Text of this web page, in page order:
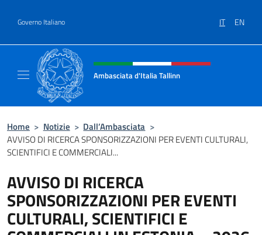
Governo Italiano IT EN
Intestazione sito, social e menù
Ambasciata d'Italia Tallinn
Home > Notizie > Dall’Ambasciata >
AVVISO DI RICERCA SPONSORIZZAZIONI PER EVENTI CULTURALI,
SCIENTIFICI E COMMERCIALI...
AVVISO DI RICERCA
SPONSORIZZAZIONI PER EVENTI
CULTURALI, SCIENTIFICI E